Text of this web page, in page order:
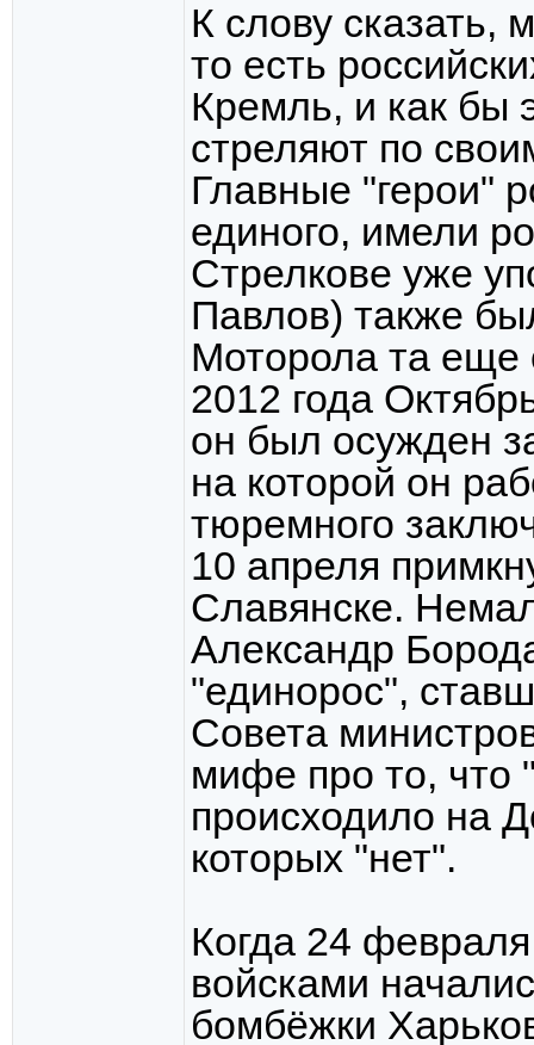
К слову сказать,
то есть
Кремль, и как бы
стреляют по
Главные "герои"
единого, имели
Стрелкове уже
Павлов) также
Моторола та еще
2012 года
он был осужден
на которой он
тюремного
10 апреля
Славянске.
Александр
"единорос",
Совета
мифе про то, что
происходило на
которых "нет".
Когда 24
войсками
бомбёжки